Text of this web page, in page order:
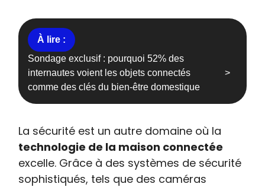
Sondage exclusif : pourquoi 52% des
internautes voient les objets connectés
comme des clés du bien-être domestique
La sécurité est un autre domaine où la
technologie de la maison connectée
excelle. Grâce à des systèmes de sécurité
sophistiqués, tels que des caméras